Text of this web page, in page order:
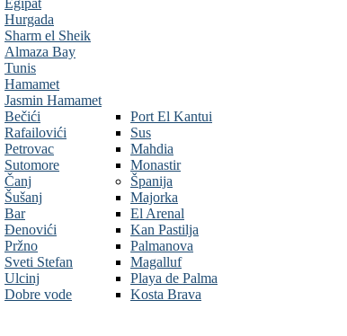
Bečići
Rafailovići
Petrovac
Sutomore
Čanj
Šušanj
Bar
Đenovići
Pržno
Sveti Stefan
Ulcinj
Dobre vode
Egipat
Hurgada
Sharm el Sheik
Almaza Bay
Tunis
Hamamet
Jasmin Hamamet
Port El Kantui
Sus
Mahdia
Monastir
Španija
Majorka
El Arenal
Kan Pastilja
Palmanova
Magalluf
Playa de Palma
Kosta Brava